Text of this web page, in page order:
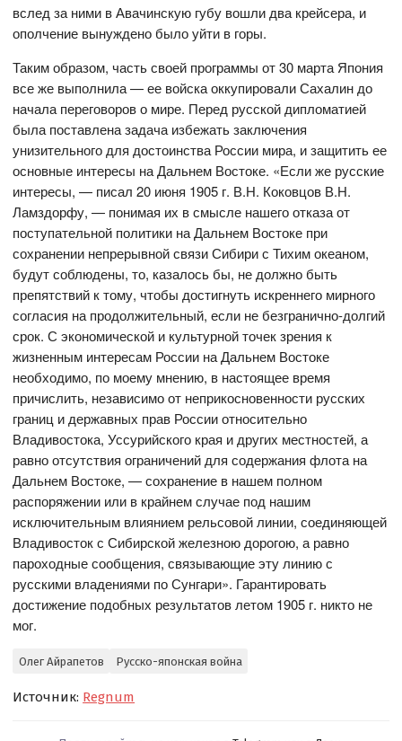
вслед за ними в Авачинскую губу вошли два крейсера, и
ополчение вынуждено было уйти в горы.
Таким образом, часть своей программы от 30 марта Япония
все же выполнила — ее войска оккупировали Сахалин до
начала переговоров о мире. Перед русской дипломатией
была поставлена задача избежать заключения
унизительного для достоинства России мира, и защитить ее
основные интересы на Дальнем Востоке. «Если же русские
интересы, — писал 20 июня 1905 г. В.Н. Коковцов В.Н.
Ламздорфу, — понимая их в смысле нашего отказа от
поступательной политики на Дальнем Востоке при
сохранении непрерывной связи Сибири с Тихим океаном,
будут соблюдены, то, казалось бы, не должно быть
препятствий к тому, чтобы достигнуть искреннего мирного
согласия на продолжительный, если не безгранично-долгий
срок. С экономической и культурной точек зрения к
жизненным интересам России на Дальнем Востоке
необходимо, по моему мнению, в настоящее время
причислить, независимо от неприкосновенности русских
границ и державных прав России относительно
Владивостока, Уссурийского края и других местностей, а
равно отсутствия ограничений для содержания флота на
Дальнем Востоке, — сохранение в нашем полном
распоряжении или в крайнем случае под нашим
исключительным влиянием рельсовой линии, соединяющей
Владивосток с Сибирской железною дорогою, а равно
пароходные сообщения, связывающие эту линию с
русскими владениями по Сунгари». Гарантировать
достижение подобных результатов летом 1905 г. никто не
мог.
Олег Айрапетов Русско-японская война
Источник: Regnum